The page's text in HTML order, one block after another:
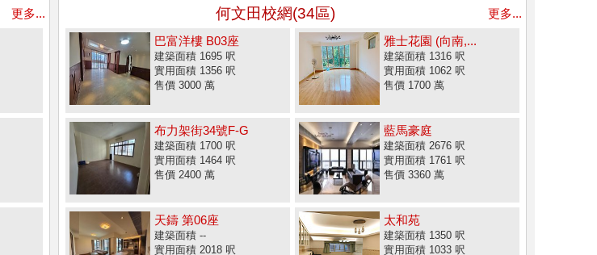
更多...
何文田校網(34區)
更多...
巴富洋樓 B03座
建築面積 1695 呎
實用面積 1356 呎
售價 3000 萬
雅士花園 (向南,...
建築面積 1316 呎
實用面積 1062 呎
售價 1700 萬
布力架街34號F-G
建築面積 1700 呎
實用面積 1464 呎
售價 2400 萬
藍馬豪庭
建築面積 2676 呎
實用面積 1761 呎
售價 3360 萬
天鑄 第06座
建築面積 --
實用面積 2018 呎
太和苑
建築面積 1350 呎
實用面積 1033 呎